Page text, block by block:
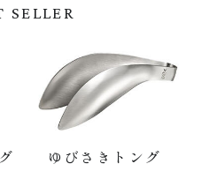
SELLER
ゆびさきトング